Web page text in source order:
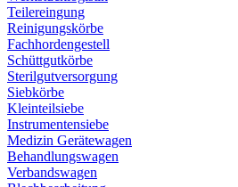
Teilereingung
Reinigungskörbe
Fachhordengestell
Schüttgutkörbe
Sterilgutversorgung
Siebkörbe
Kleinteilsiebe
Instrumentensiebe
Medizin Gerätewagen
Behandlungswagen
Verbandswagen